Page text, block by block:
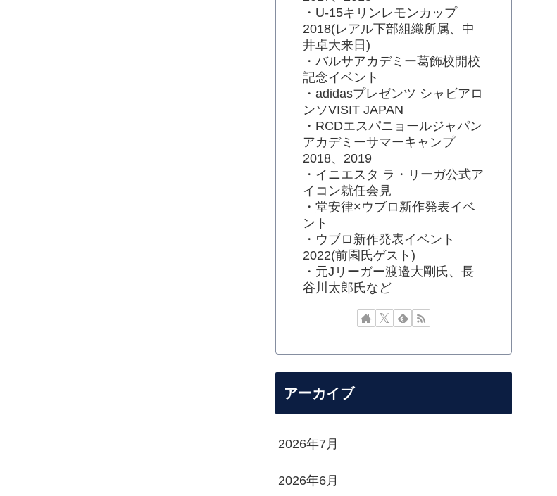
・U-15キリンレモンカップ
2018(レアル下部組織所属、中
井卓大来日)
・バルサアカデミー葛飾校開校
記念イベント
・adidasプレゼンツ シャビアロ
ンソVISIT JAPAN
・RCDエスパニョールジャパン
アカデミーサマーキャンプ
2018、2019
・イニエスタ ラ・リーガ公式ア
イコン就任会見
・堂安律×ウブロ新作発表イベ
ント
・ウブロ新作発表イベント
2022(前園氏ゲスト)
・元Jリーガー渡邉大剛氏、長
谷川太郎氏など
アーカイブ
2026年7月
2026年6月